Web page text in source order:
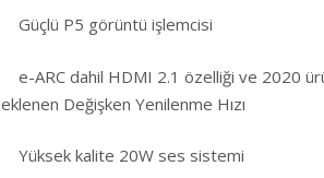
Güçlü P5 görüntü işlemcisi
e-ARC dahil HDMI 2.1 özelliği ve 2020
eklenen Değişken Yenilenme Hızı
Yüksek kalite 20W ses sistemi